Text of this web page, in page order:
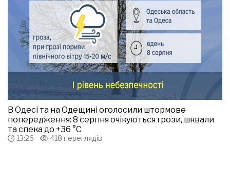
В Одесі та на Одещині оголосили штормове
попередження: 8 серпня очікуються грози, шквали
та спека до +36 °С
13:26 418 переглядів